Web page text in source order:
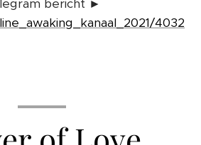
bericht ►
4032